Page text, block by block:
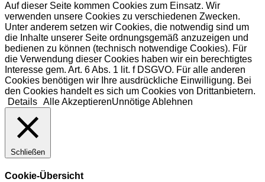
Auf dieser Seite kommen Cookies zum Einsatz. Wir
verwenden unsere Cookies zu verschiedenen Zwecken.
Unter anderem setzen wir Cookies, die notwendig sind um
die Inhalte unserer Seite ordnungsgemäß anzuzeigen und
bedienen zu können (technisch notwendige Cookies). Für
die Verwendung dieser Cookies haben wir ein berechtigtes
Interesse gem. Art. 6 Abs. 1 lit. f DSGVO. Für alle anderen
Cookies benötigen wir Ihre ausdrückliche Einwilligung. Bei
den Cookies handelt es sich um Cookies von Drittanbietern.
Details Alle AkzeptierenUnnötige Ablehnen
Schließen
Cookie-Übersicht